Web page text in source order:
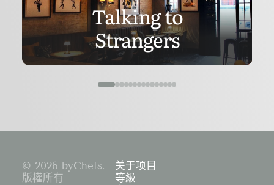
Talking to
Strangers
© 2026 byChefs.
版權所有
关于项目
等級